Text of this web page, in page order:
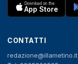
Download on the
App Store
CONTATTI
redazione@illametino.it